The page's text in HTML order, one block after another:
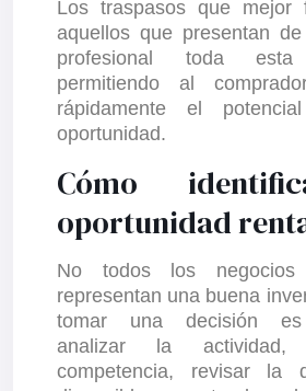
Los traspasos que mejor
aquellos que presentan
profesional toda esta
permitiendo al
rápidamente el
oportunidad.
Cómo
oportunidad
No todos los negocios
representan una buena
tomar una decisión es
analizar la
competencia, revisar la